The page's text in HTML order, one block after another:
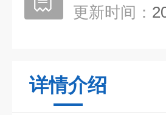
更新时间：
详情介绍